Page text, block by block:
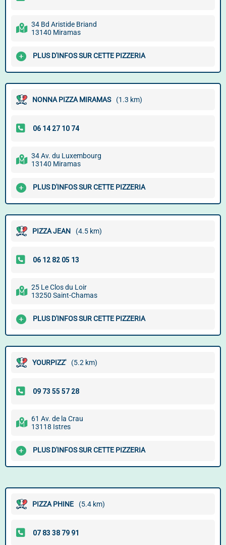
34 Bd Aristide Briand
13140 Miramas
PLUS D'INFOS SUR CETTE PIZZERIA
NONNA PIZZA MIRAMAS (1.3 km)
34 Av. du Luxembourg
13140 Miramas
PLUS D'INFOS SUR CETTE PIZZERIA
PIZZA JEAN (4.5 km)
25 Le Clos du Loir
13250 Saint-Chamas
PLUS D'INFOS SUR CETTE PIZZERIA
YOURPIZZ' (5.2 km)
61 Av. de la Crau
13118 Istres
PLUS D'INFOS SUR CETTE PIZZERIA
PIZZA PHINE (5.4 km)